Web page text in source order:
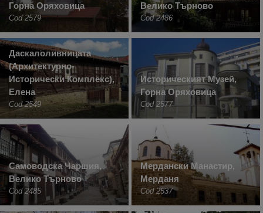
Горна Оряховица
Cod 2579
Велико Търново
Cod 2486
Даскалоливницата
(Архитектурно-
Исторически Комплекс),
Елена
Cod 2549
Историческият Музей,
Горна Оряховица
Cod 2577
Самоводска Чаршия,
Велико Търново
Cod 2485
Мердански Манастир,
Мерданя
Cod 2537